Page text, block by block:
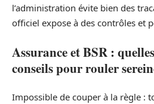
l’administration évite bien des
officiel expose à des contrôles et
Assurance et BSR :
conseils pour rouler
Impossible de couper à la règle :